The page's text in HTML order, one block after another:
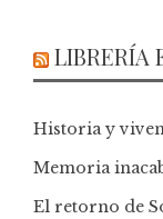
LIBRERÍA
Historia y
Memoria
El retorno de